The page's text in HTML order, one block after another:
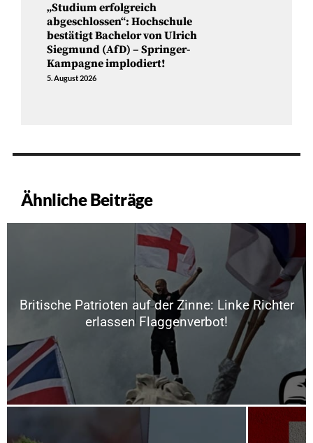
„Studium erfolgreich
abgeschlossen“: Hochschule
bestätigt Bachelor von Ulrich
Siegmund (AfD) – Springer-
Kampagne implodiert!
5. August 2026
Ähnliche Beiträge
Britische Patrioten auf der Zinne: Linke Richter
erlassen Flaggenverbot!